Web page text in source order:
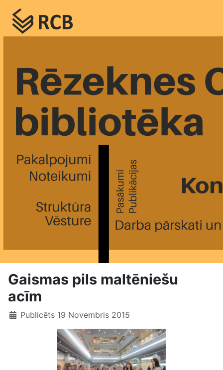
Gaismas pils maltēniešu
acīm
Publicēts 19 Novembris 2015